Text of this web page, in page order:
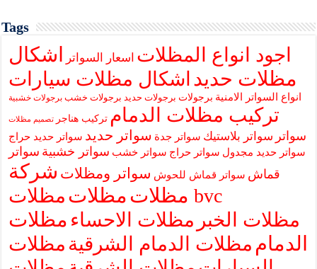
Tags
اجود انواع المظلات اسعار السواتر
اشكال
مظلات حديد اشكال مظلات سيارات
انواع السواتر الامنية برجولات برجولات حديد برجولات خشب برجولات خشبية
تركيب مظلات الدمام تركيب هناجر تصميم مظلات
سواتر سواتر بلاستيك سواتر جدة سواتر حديد سواتر حديد حراج
سواتر حديد مجدول سواتر حراج سواتر خشب سواتر خشبية سواتر
قماش سواتر قماش للحوش سواتر ومظلات شركة
مظلاتمظلات
مظلات bvc
مظلات الخبر مظلات الاحساء مظلات
الدمام مظلات الدمام الشرقية مظلات